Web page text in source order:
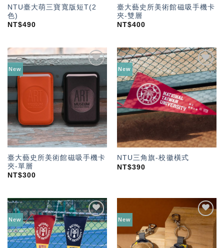
NTU臺大萌三寶寬版短T(2
色)
NT$490
臺大藝史所美術館磁吸手機卡
夾-雙層
NT$400
New
加入
望輕
單」
臺大藝史所美術館磁吸手機卡
夾-單層
NT$300
New
加入
「願
望輕
單」
NTU三角旗-校徽橫式
NT$390
New
加入
「願
望輕
單」
New
加入
單」